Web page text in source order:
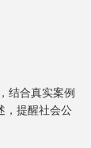
结合真实案例
，提醒社会公